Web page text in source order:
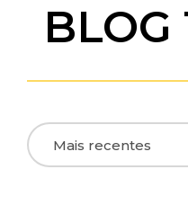
BLOG
Embalagens